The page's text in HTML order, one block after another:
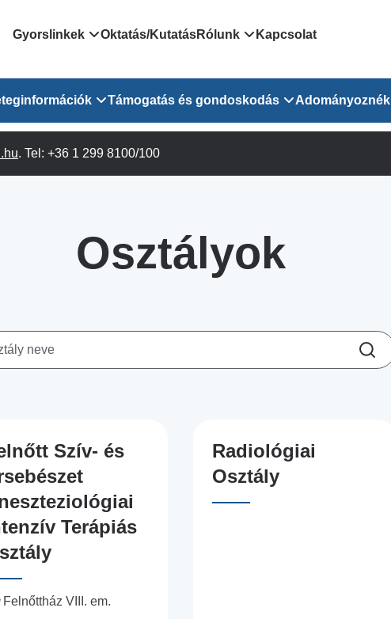
Domain
menu
for
GOKVI
(alt)
Gyorslinkek
Országos Online Várólista
EESZT - Egészségablak
Sürgősségi ügyeletkereső
Egységes alapellátási ügyeleti
Háziorvosi körzetek Pest
vármegyére vonatkozóan
Nemzeti szívinfarktus regiszter
Oktatás/KutatásRólunk
Rendezvényeink
Egészségfejlesztő kórház
Kapcsolat
Osztály
Orvosaink
Leletek és laboreredmények
Támogatás és gondoskodás
Pszichológusok
Csoportos foglalkozások
felnőtt betegeinknek
Adományoznék
. Tel: +36 1 299 8100/100
Osztályok
Szív- és
Terápiás
Felnőttház VIII. em.
Radiológiai
Osztály